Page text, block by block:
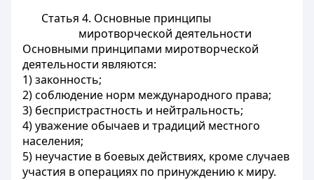
Статья 4. Основные принципы
миротворческой деятельности
Основными принципами миротворческой
деятельности являются:
1) законность;
2) соблюдение норм международного права;
3) беспристрастность и нейтральность;
4) уважение обычаев и традиций местного
населения;
5) неучастие в боевых действиях, кроме случаев
участия в операциях по принуждению к миру.